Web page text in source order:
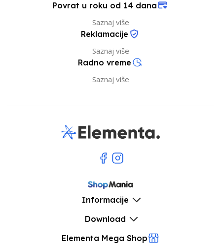
Povrat u roku od 14 dana
Saznaj više
Reklamacije
Saznaj više
Radno vreme
Saznaj više
Informacije
Download
Elementa Mega Shop